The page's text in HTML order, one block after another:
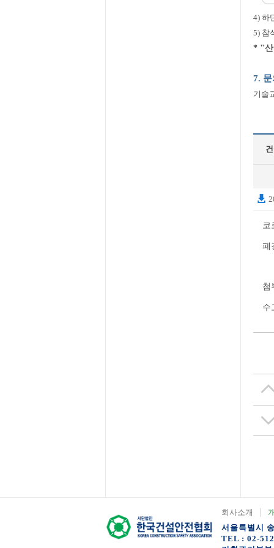
4) 하
5) 참
* "산
7.
기술
코
폐
첨
수
회사소개
서울특별시
TEL : 02-